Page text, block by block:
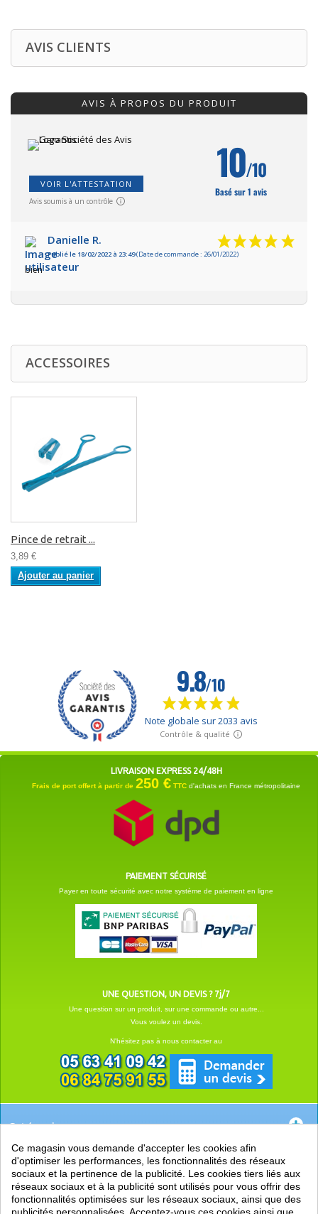
AVIS CLIENTS
AVIS À PROPOS DU PRODUIT
VOIR L'ATTESTATION
Avis soumis à un contrôle
10/10
Basé sur 1 avis
Danielle R.
Publié le 18/02/2022 à 23:49(Date de commande : 26/01/2022)
bien
ACCESSOIRES
Pince de retrait ...
3,89 €
Ajouter au panier
LIVRAISON EXPRESS 24/48H
Frais de port offert à partir de 250 € TTC d'achats en France métropolitaine
PAIEMENT SÉCURISÉ
Payer en toute sécurité avec notre système de paiement en ligne
UNE QUESTION, UN DEVIS ? 7j/7
Une question sur un produit, sur une commande ou autre...
Vous voulez un devis.
N'hésitez pas à nous contacter au
Catégories
EN SAVOIR +
PRATIQUE
LIENS
Ce magasin vous demande d'accepter les cookies afin
d'optimiser les performances, les fonctionnalités des réseaux
sociaux et la pertinence de la publicité. Les cookies tiers liés aux
réseaux sociaux et à la publicité sont utilisés pour vous offrir des
fonctionnalités optimisées sur les réseaux sociaux, ainsi que des
publicités personnalisées. Acceptez-vous ces cookies ainsi que